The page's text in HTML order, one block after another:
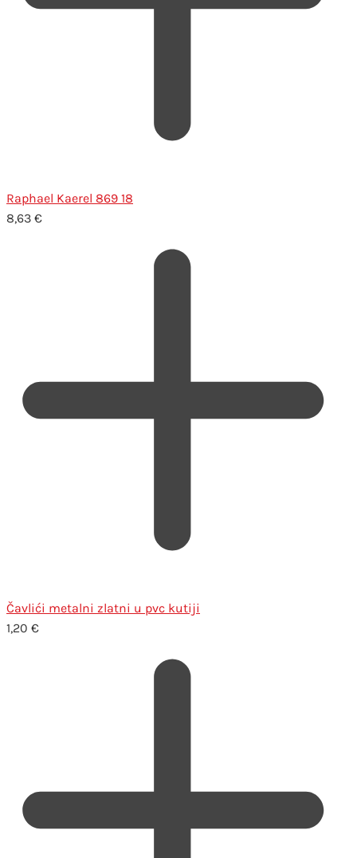
Raphael Kaerel 869 18
8,63 €
Čavlići metalni zlatni u pvc kutiji
1,20 €